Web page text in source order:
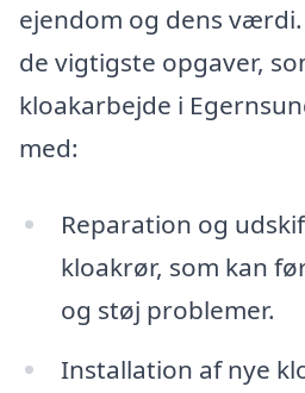
ejendom og dens
de vigtigste opgaver,
kloakarbejde i
med:
Reparation og
kloakrør, som kan
og støj problemer.
Installation af nye